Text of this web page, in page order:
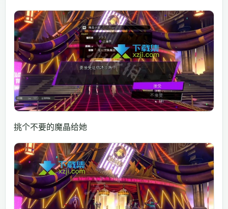
挑个不要的魔晶给她